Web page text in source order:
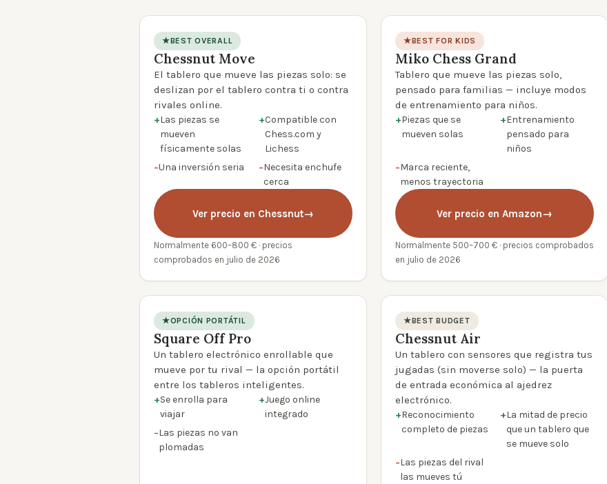
product photo
★BEST OVERALL
Chessnut Move
El tablero que mueve las piezas solo: se
deslizan por el tablero contra ti o contra
rivales online.
+Las piezas se
mueven
físicamente solas
+Compatible con
Chess.com y
Lichess
−Una inversión seria −Necesita enchufe
cerca
Ver precio en Chessnut→
Normalmente 600–800 € · precios
comprobados en julio de 2026
product photo
★BEST FOR KIDS
Miko Chess Grand
Tablero que mueve las piezas solo,
pensado para familias — incluye modos
de entrenamiento para niños.
+Piezas que se
mueven solas
+Entrenamiento
pensado para
niños
−Marca reciente,
menos trayectoria
Ver precio en Amazon→
Normalmente 500–700 € · precios comprobados
en julio de 2026
product photo
★OPCIÓN PORTÁTIL
Square Off Pro
Un tablero electrónico enrollable que
mueve por tu rival — la opción portátil
entre los tableros inteligentes.
+Se enrolla para
viajar
+Juego online
integrado
−Las piezas no van
plomadas
product photo
★BEST BUDGET
Chessnut Air
Un tablero con sensores que registra tus
jugadas (sin moverse solo) — la puerta
de entrada económica al ajedrez
electrónico.
+Reconocimiento
completo de piezas
+La mitad de precio
que un tablero que
se mueve solo
−Las piezas del rival
las mueves tú